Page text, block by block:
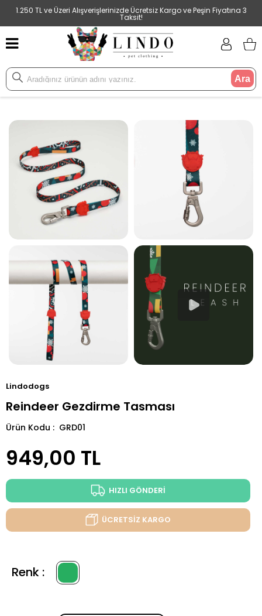
1.250 TL ve Üzeri Alışverişlerinizde Ücretsiz Kargo ve Peşin Fiyatına 3
Taksit!
Ara
Lindodogs
Reindeer Gezdirme Tasması
Ürün Kodu : GRD01
949,00 TL
HIZLI GÖNDERİ
ÜCRETSİZ KARGO
Renk :